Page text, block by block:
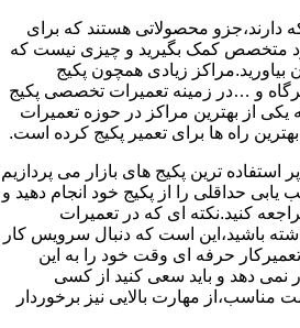
دارند،جزو محصولاتی هستند که برای
متخصص کمک بگیرید و چیزی نیست که
زیادی همچون پکیج
و …در زمینه تعمیرات تخصصی پکیج
یکی از بهترین مراکز در حوزه تعمیرات
راه ها برای تعمیر پکیج کرده است.
استفاده ترین پکیج های بازار می پردازیم
یابی حداقلی را از پکیج خود انجام دهید و
کنید.نکته ای که در تعمیرات
باشید،این است که دنبال سرویس کار
حرفه ای وقت خود را به این
نمی دهد و باید سعی کنید از کسی
مناسب،از مهارت بالایی نیز برخوردار